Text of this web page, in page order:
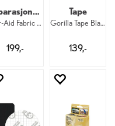
Reparasjonsfolie for vinyl
Tear-Aid Fabric Repair Kit Type B
199,-
Tape
Gorilla Tape Black 11 m
139,-